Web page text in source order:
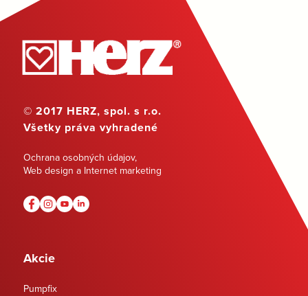
© 2017 HERZ, spol. s r.o.
Všetky práva vyhradené
Ochrana osobných údajov,
Web design a Internet marketing
Akcie
Pumpfix